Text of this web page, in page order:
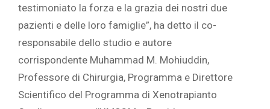
testimoniato la forza e la grazia dei nostri due
pazienti e delle loro famiglie”, ha detto il co-
responsabile dello studio e autore
corrispondente Muhammad M. Mohiuddin,
Professore di Chirurgia, Programma e Direttore
Scientifico del Programma di Xenotrapianto